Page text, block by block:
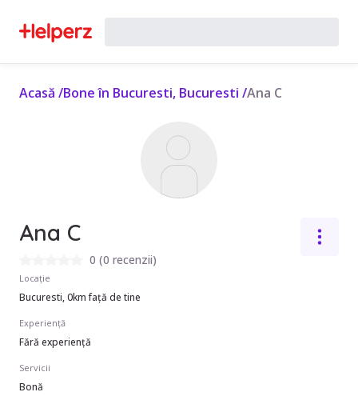
Acasă /Bone în Bucuresti, Bucuresti /Ana C
Ana C
0 (0 recenzii)
Locație
Bucuresti, 0km față de tine
Experiență
Fără experiență
Servicii
Bonă